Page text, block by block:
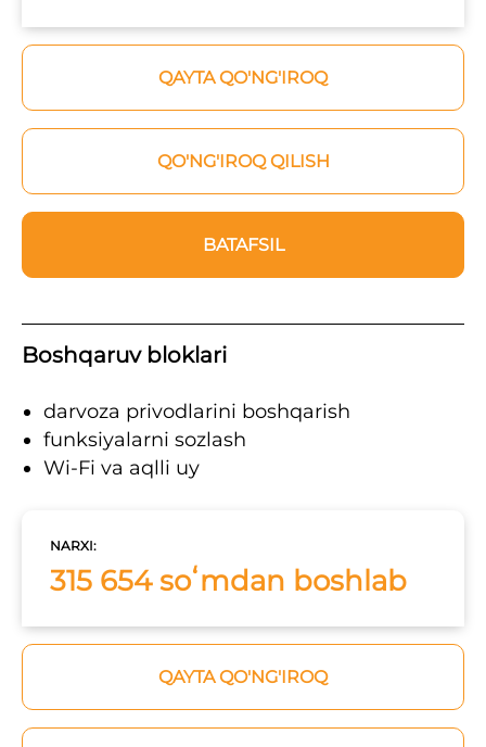
QAYTA QO'NG'IROQ
QO'NG'IROQ QILISH
BATAFSIL
Boshqaruv bloklari
darvoza privodlarini boshqarish
funksiyalarni sozlash
Wi-Fi va aqlli uy
NARXI:
315 654 soʻmdan boshlab
QAYTA QO'NG'IROQ